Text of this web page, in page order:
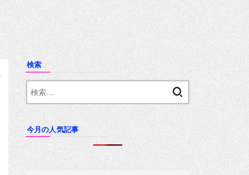
検索
今月の人気記事